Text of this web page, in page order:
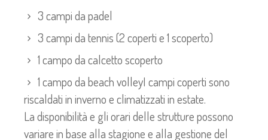
3 campi da padel
3 campi da tennis (2 coperti e 1 scoperto)
1 campo da calcetto scoperto
1 campo da beach volleyI campi coperti sono
riscaldati in inverno e climatizzati in estate.
La disponibilità e gli orari delle strutture possono
variare in base alla stagione e alla gestione del